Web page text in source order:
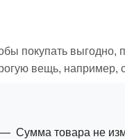
покупать выгодно,
вещь, например,
Сумма товара не